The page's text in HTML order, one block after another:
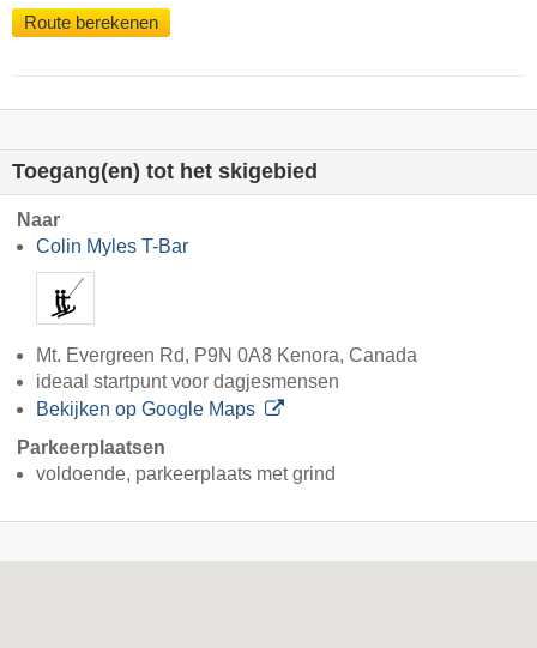
Route berekenen
Toegang(en) tot het skigebied
Naar
Colin Myles T-Bar
Mt. Evergreen Rd, P9N 0A8 Kenora, Canada
ideaal startpunt voor dagjesmensen
Bekijken op Google Maps
Parkeerplaatsen
voldoende, parkeerplaats met grind